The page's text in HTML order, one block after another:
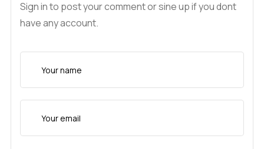
Sign in to post your comment or sine up if you dont
have any account.